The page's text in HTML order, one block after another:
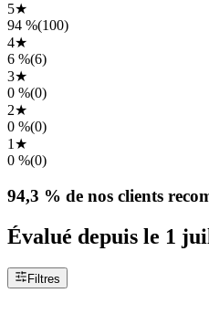
5★
94 %(100)
4★
6 %(6)
3★
0 %(0)
2★
0 %(0)
1 ★
0 %(0)
94,3 % de nos clients
Évalué depuis le 1
Filtres